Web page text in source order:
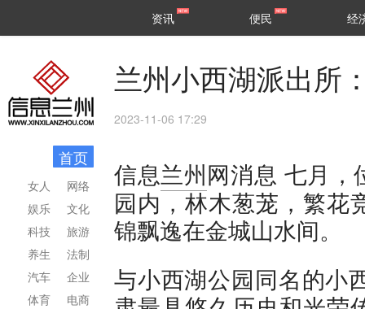
区县
资讯 便民 经
首页
网络
文化
旅游
法制
企业
电商
女人
娱乐
科技
养生
汽车
体育
兰州小西湖派出所
2023-11-06 17:29
信息兰州网消息 七月，
园内，林木葱茏，繁花
锦飘逸在金城山水间。
与小西湖公园同名的小